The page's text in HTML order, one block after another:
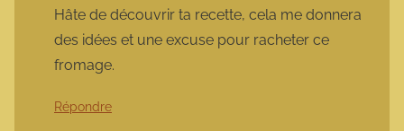
Hâte de découvrir ta recette, cela me donnera
des idées et une excuse pour racheter ce
fromage.
Répondre